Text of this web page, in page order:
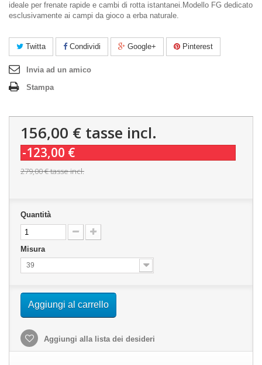
ideale per frenate rapide e cambi di rotta istantanei.Modello FG dedicato
esclusivamente ai campi da gioco a erba naturale.
Twitta Condividi Google+ Pinterest
Invia ad un amico
Stampa
156,00 € tasse incl.
-123,00 €
279,00 €tasse incl.
Quantità
Misura
39
Aggiungi al carrello
Aggiungi alla lista dei desideri